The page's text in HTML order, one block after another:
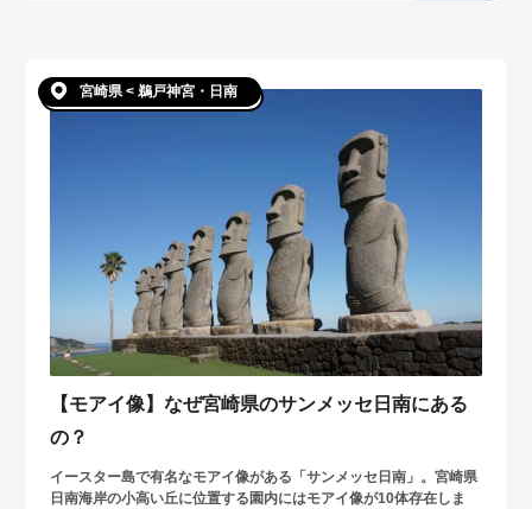
宮崎県 < 鵜戸神宮・日南
【モアイ像】なぜ宮崎県のサンメッセ日南にある
の？
イースター島で有名なモアイ像がある「サンメッセ日南」。宮崎県
日南海岸の小高い丘に位置する園内にはモアイ像が10体存在しま